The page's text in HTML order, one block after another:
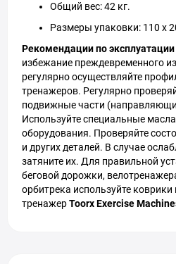
Общий вес: 42 кг.
Размеры упаковки: 110 x
Рекомендации по
избежание преждевременного
регулярно осуществляйте
тренажеров. Регулярно
подвижные части
Используйте специальные
оборудования. Проверяйте
и других деталей. В случае
затяните их. Для правильной
беговой дорожки,
орбитрека используйте
тренажерToorx Exercise